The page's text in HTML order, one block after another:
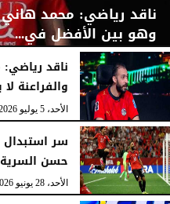
ناقد رياضي: محمد
وهو بين الأفضل في...
09:14 مـ
ناقد رياضي:
والفراعنة
الأحد، 5 يوليو 2026
سر
حسن
الأحد، 28 يونيو 2026